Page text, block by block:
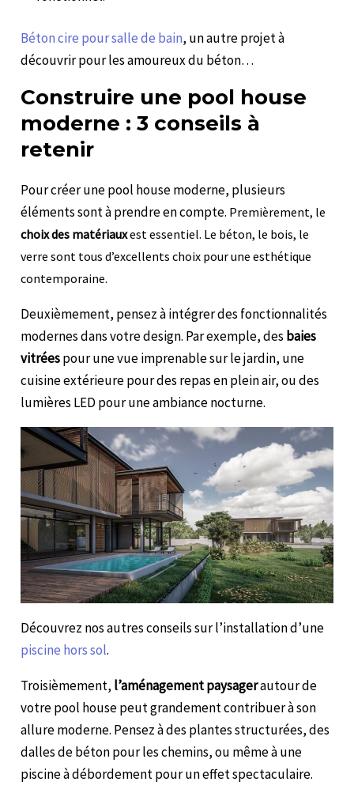
Béton cire pour salle de bain, un autre projet à
découvrir pour les amoureux du béton…
Construire une pool house
moderne : 3 conseils à
retenir
Pour créer une pool house moderne, plusieurs
éléments sont à prendre en compte. Premièrement, le
choix des matériauxest essentiel. Le béton, le bois, le
verre sont tous d’excellents choix pour une esthétique
contemporaine.
Deuxièmement, pensez à intégrer des fonctionnalités
modernes dans votre design. Par exemple, des baies
vitréespour une vue imprenable sur le jardin, une
cuisine extérieure pour des repas en plein air, ou des
lumières LED pour une ambiance nocturne.
Découvrez nos autres conseils sur l’installation d’une
piscine hors sol.
Troisièmement, l’aménagement paysagerautour de
votre pool house peut grandement contribuer à son
allure moderne. Pensez à des plantes structurées, des
dalles de béton pour les chemins, ou même à une
piscine à débordement pour un effet spectaculaire.